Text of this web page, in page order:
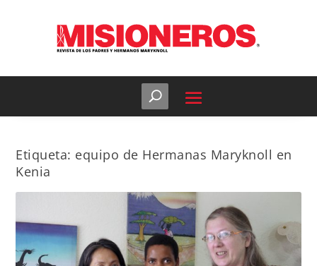
Etiqueta: equipo de Hermanas Maryknoll en
Kenia